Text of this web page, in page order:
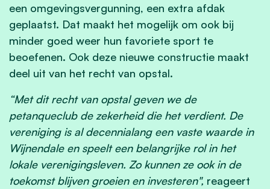
een omgevingsvergunning, een extra afdak
geplaatst. Dat maakt het mogelijk om ook bij
minder goed weer hun favoriete sport te
beoefenen. Ook deze nieuwe constructie maakt
deel uit van het recht van opstal.
“Met dit recht van opstal geven we de
petanqueclub de zekerheid die het verdient. De
vereniging is al decennialang een vaste waarde in
Wijnendale en speelt een belangrijke rol in het
lokale verenigingsleven. Zo kunnen ze ook in de
toekomst blijven groeien en investeren", reageert